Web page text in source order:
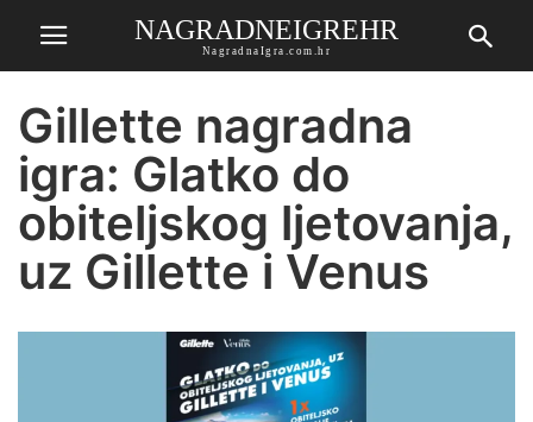
NAGRADNEIGREHR
NagradnaIgra.com.hr
Gillette nagradna
igra: Glatko do
obiteljskog ljetovanja,
uz Gillette i Venus